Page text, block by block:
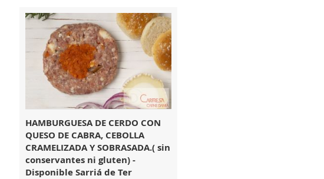
HAMBURGUESA DE CERDO CON
QUESO DE CABRA, CEBOLLA
CRAMELIZADA Y SOBRASADA.( sin
conservantes ni gluten) -
Disponible Sarriá de Ter